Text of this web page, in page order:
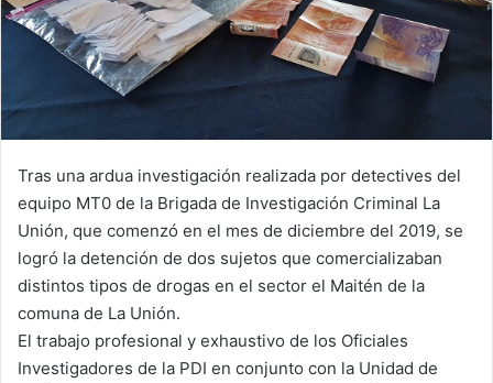
Tras una ardua investigación realizada por detectives del
equipo MT0 de la Brigada de Investigación Criminal La
Unión, que comenzó en el mes de diciembre del 2019, se
logró la detención de dos sujetos que comercializaban
distintos tipos de drogas en el sector el Maitén de la
comuna de La Unión.
El trabajo profesional y exhaustivo de los Oficiales
Investigadores de la PDI en conjunto con la Unidad de